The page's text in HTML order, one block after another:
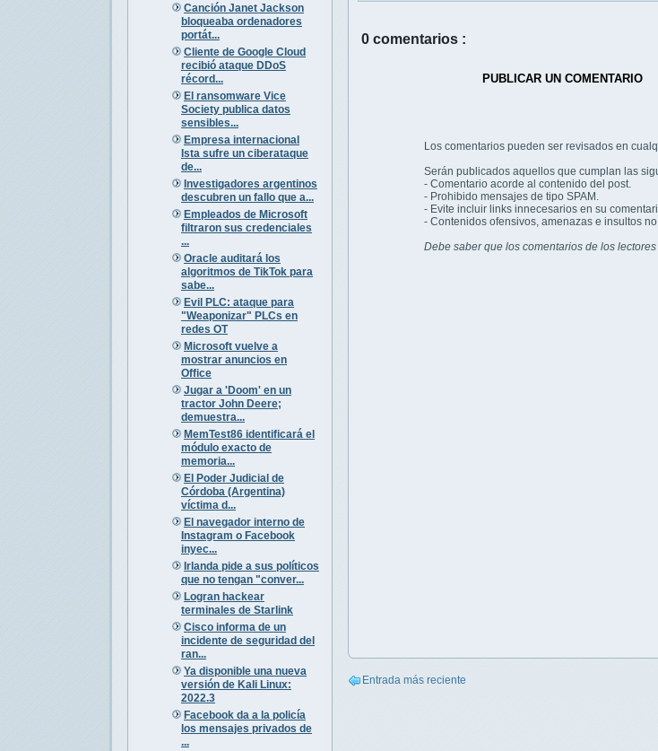
Canción Janet Jackson
bloqueaba ordenadores
portát...
Cliente de Google Cloud
recibió ataque DDoS
récord...
El ransomware Vice
Society publica datos
sensibles...
Empresa internacional
Ista sufre un ciberataque
de...
Investigadores argentinos
descubren un fallo que a...
Empleados de Microsoft
filtraron sus credenciales
...
Oracle auditará los
algoritmos de TikTok para
sabe...
Evil PLC: ataque para
"Weaponizar" PLCs en
redes OT
Microsoft vuelve a
mostrar anuncios en
Office
Jugar a 'Doom' en un
tractor John Deere;
demuestra...
MemTest86 identificará el
módulo exacto de
memoria...
El Poder Judicial de
Córdoba (Argentina)
víctima d...
El navegador interno de
Instagram o Facebook
inyec...
Irlanda pide a sus políticos
que no tengan "conver...
Logran hackear
terminales de Starlink
Cisco informa de un
incidente de seguridad del
ran...
Ya disponible una nueva
versión de Kali Linux:
2022.3
Facebook da a la policía
los mensajes privados de
...
0 comentarios :
PUBLICAR UN COMENTARIO
Los comentarios pueden ser revisados en
Serán publicados aquellos que cumplan las
- Comentario acorde al contenido del post.
- Prohibido mensajes de tipo SPAM.
- Evite incluir links innecesarios en su
- Contenidos ofensivos, amenazas e insultos
Debe saber que los comentarios de los
Entrada más reciente